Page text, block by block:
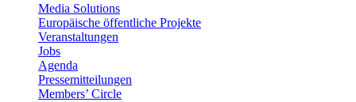
Media Solutions
Europäische öffentliche Projekte
Veranstaltungen
Jobs
Agenda
Pressemitteilungen
Members’ Circle